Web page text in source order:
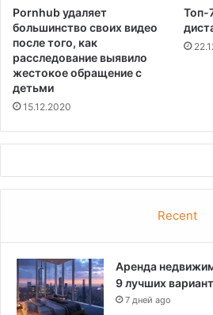
д
а
и
в
е
т
а
Pornhub удаляет
большинство своих видео
после того, как
расследование выявило
жестокое обращение с
детьми
15.12.2020
Топ-
Recent
Аренда
9 лучших
7 дней ago